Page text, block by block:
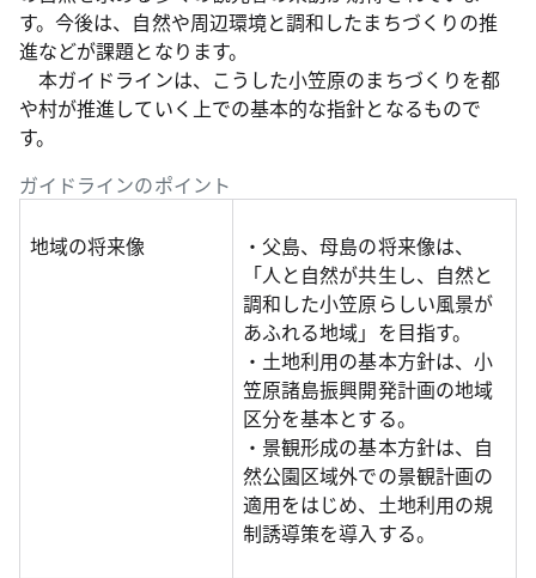
す。今後は、自然や周辺環境と調和したまちづくりの推
進などが課題となります。
本ガイドラインは、こうした小笠原のまちづくりを都
や村が推進していく上での基本的な指針となるもので
す。
ガイドラインのポイント
地域の将来像
・父島、母島の将来像は、
「人と自然が共生し、自然と
調和した小笠原らしい風景が
あふれる地域」を目指す。
・土地利用の基本方針は、小
笠原諸島振興開発計画の地域
区分を基本とする。
・景観形成の基本方針は、自
然公園区域外での景観計画の
適用をはじめ、土地利用の規
制誘導策を導入する。